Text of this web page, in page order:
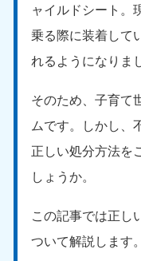
ャイルドシート。
乗る際に装着して
れるようになりま
そのため、子育て
ムです。しかし、
正しい処分方法を
しょうか。
この記事では正し
ついて解説します。